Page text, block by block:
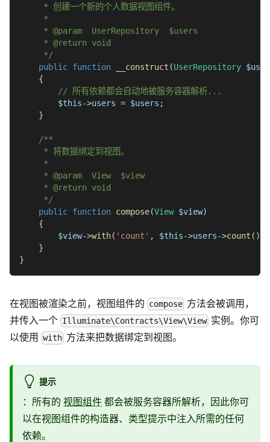
     * 创建一个新的个人数据视图组件。
     *
     * @param  UserRepository  $users
     * @return void
     */
public function __construct (UserRepository
{
// 所有依赖都会自动地被服务容器解析...
$this->users = $users ;
}
/**
     * 将数据绑定到视图。
     *
     * @param  View  $view
     * @return void
     */
public function compose(View $view)
{
$view->with( 'count' , $this->users->count ( )
}
}
在视图被渲染之前，视图组件的 compose 方法会被调用，
并传入一个 Illuminate\Contracts\View\View 实例。你可
以使用
with 方法来把数据绑定到视图。
提示
：所有的 视图组件 都会被服务容器所解析，因此你可
以在视图组件的构造器、类型提示中注入所需的任何
依赖。